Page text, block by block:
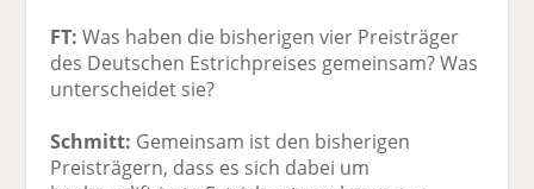
FT: Was haben die bisherigen vier Preisträger
des Deutschen Estrichpreises gemeinsam? Was
unterscheidet sie?
Schmitt: Gemeinsam ist den bisherigen
Preisträgern, dass es sich dabei um